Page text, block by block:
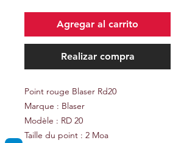
Agregar al carrito
Realizar compra
Point rouge Blaser Rd20
Marque : Blaser
Modèle : RD 20
Taille du point : 2 Moa